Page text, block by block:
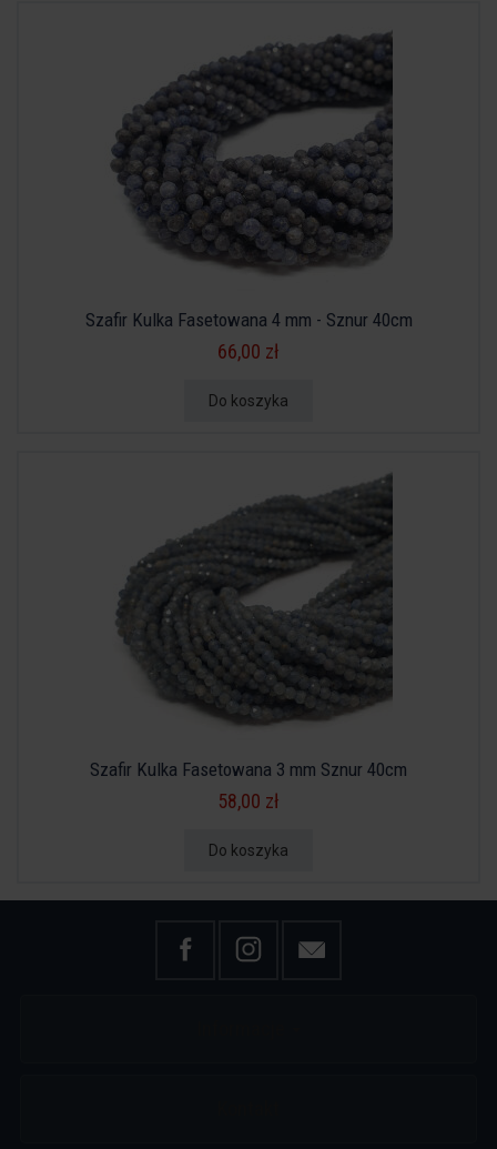
Szafir Kulka Fasetowana 4 mm - Sznur 40cm
66,00 zł
Do koszyka
Szafir Kulka Fasetowana 3 mm Sznur 40cm
58,00 zł
Do koszyka